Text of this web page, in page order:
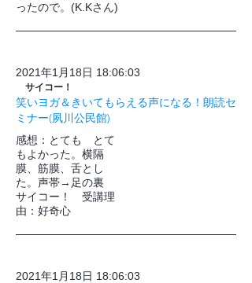
ったので。(K.Kさん)
2021年1月18日 18:06:03
サイコー！
笑いヨガ＆きいてもらえる声になる！朗読セ
ミナー(夙川公民館)
​感想：とても とて
もよかった。横隔
膜、筋膜、舌とし
た。声帯→足の裏
サイコー！ 受講理
由：好奇心
2021年1月18日 18:06:03